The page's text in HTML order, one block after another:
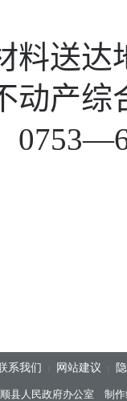
送达
动产综
系我们 网站建议
县人民政府办公室 制